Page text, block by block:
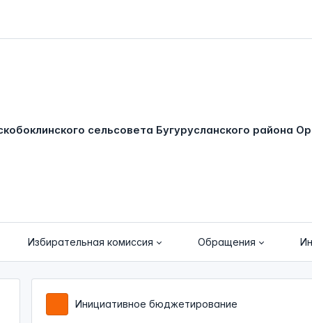
Избирательная комиссия Обращения
Инициативное бюджетирование